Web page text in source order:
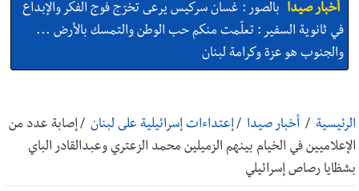
أخبار صيدا بالصور : غسان سركيس يرعى تخرّج فوج الفكر والإبداع
في ثانوية السفير : تعلّمت منكم حب الوطن والتمسك بالأرض ...
والجنوب هو عزة وكرامة لبنان
أخبار لبنان
خرق إسرائيلي في زوطر الغربية وساتر ترابي قبالة آخر
نقطة للجيش اللبناني
الرئيسية / أخبار صيدا /إعتداءات إسرائيلية على لبنان /إصابة عدد من
الإعلاميين في الخيام بينهم الزميلين محمد الزعتري وعبدالقادر الباي
بشظايا رصاص إسرائيلي